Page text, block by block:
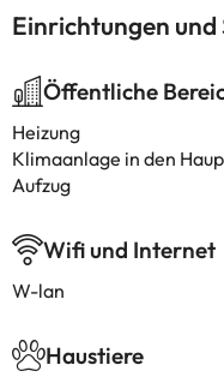
Einrichtungen und
Öffentliche
Heizung
Klimaanlage in den
Aufzug
Wifi und Internet
W-lan
Haustiere